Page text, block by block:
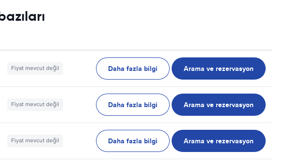
Fiyat mevcut değil Daha fazla bilgi Arama ve rezervasyon
Fiyat mevcut değil Daha fazla bilgi Arama ve rezervasyon
Fiyat mevcut değil Daha fazla bilgi Arama ve rezervasyon